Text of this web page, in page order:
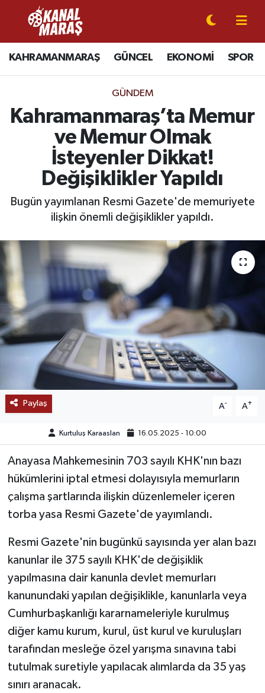
KAHRAMANMARAŞ GÜNCEL EKONOMİ SPOR
GÜNDEM
Kahramanmaraş’ta Memur
ve Memur Olmak
İsteyenler Dikkat!
Değişiklikler Yapıldı
Bugün yayımlanan Resmi Gazete'de memuriyete
ilişkin önemli değişiklikler yapıldı.
Paylaş A- A+
Kurtuluş Karaaslan 16.05.2025 - 10:00
Anayasa Mahkemesinin 703 sayılı KHK'nın bazı
hükümlerini iptal etmesi dolayısıyla memurların
çalışma şartlarında ilişkin düzenlemeler içeren
torba yasa Resmi Gazete'de yayımlandı.
Resmi Gazete'nin bugünkü sayısında yer alan bazı
kanunlar ile 375 sayılı KHK'de değişiklik
yapılmasına dair kanunla devlet memurları
kanunundaki yapılan değişiklikle, kanunlarla veya
Cumhurbaşkanlığı kararnameleriyle kurulmuş
diğer kamu kurum, kurul, üst kurul ve kuruluşları
tarafından mesleğe özel yarışma sınavına tabi
tutulmak suretiyle yapılacak alımlarda da 35 yaş
sınırı aranacak.
CANLI YAYIN
KAHRAMANMARAŞ
SPOR
SİYASET
EKONOMİ
SAĞLIK
EĞİTİM
BÖLGE
KEŞFET
POPÜLER
DÜNYA
MEDYA
TEKNOLOJİ
YAŞAM
KÜLTÜR SANAT
Kahramanmaraş Nöbetçi Eczaneler
Kahramanmaraş Hava Durumu
Kahramanmaraş Trafik Yoğunluk Haritası
Süper Lig Puan Durumu ve Fikstür
Tüm Manşetler
Son Dakika Haberleri